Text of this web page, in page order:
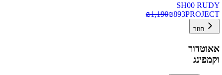
SH00 RUDY
PROJECT
₪893
₪1,190
חזור
אאוטדור
וקמפינג